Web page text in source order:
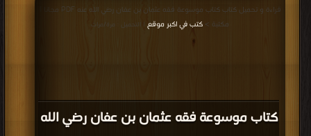
كتاب موسوعة فقه عثمان بن عفان رضي الله
قراءة و تحميل كتاب كتاب موسوعة فقه عثمان بن عفان رضي الله عنه PDF مجانا |
مكتبة > كتب في اكبر موقع | التحميل : مرة/مرات